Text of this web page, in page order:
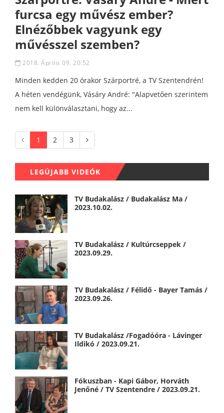
furcsa egy művész ember?
Elnézőbbek vagyunk egy
művésszel szemben?
2018. Április 09. 20:52
Minden kedden 20 órakor Szárportré, a TV Szentendrén!
A héten vendégünk, Vásáry André: "Alapvetően szerintem
nem kell különválasztani, hogy az...
1 2 3
LEGÚJABB VIDEÓK
TV Budakalász / Budakalász Ma /
2023.10.02.
TV Budakalász / Kultúrcseppek /
2023.09.29.
TV Budakalász / Félidő - Bayer Tamás /
2023.09.26.
TV Budakalász /Fogadóóra - Lávinger
Ildikó / 2023.09.21.
Fókuszban - Kapi Gábor, Horváth
Jenőné / TV Szentendre / 2023.09.21.